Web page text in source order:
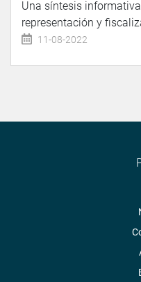
Una síntesis
representación y
11-08-2022